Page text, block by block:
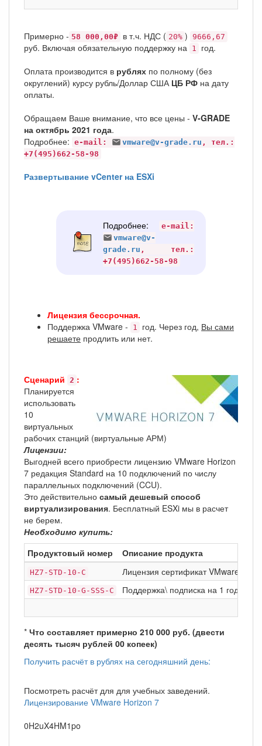
Примерно - 58 000,00₽ в т.ч. НДС ( 20% ) 9666,67
руб. Включая обязательную поддержку на 1
год.
Оплата производится в рублях по полному (без
округлений) курсу рубль/Доллар США ЦБ РФ на дату
оплаты.
Обращаем Ваше внимание, что все цены - V-GRADE
на октябрь 2021 года.
Подробнее: e-mail: vmware@v-grade.ru , тел.:
+7(495)662-58-98
Развертывание vCenter на ESXi
Подробнее:
e-mail:
vmware@v-
grade.ru , тел.:
+7(495)662-58-98
Лицензия бессрочная.
Поддержка VMware -
1 год. Через год, Вы сами
решаете продлить или нет.
Сценарий 2 :
Планируется
использовать
10
виртуальных
рабочих станций (виртуальные АРМ)
Лицензии:
Выгодней всего приобрести лицензию VMware Horizon
7 редакция Standard на 10 подключений по числу
параллельных подключений (CCU).
Это действительно самый дешевый способ
виртуализирования. Бесплатный ESXi мы в расчет
не берем.
Необходимо купить:
Продуктовый номер
Описание продукта
HZ7-STD-10-C Лицензия сертификат VMware
HZ7-STD-10-G-SSS-C Поддержка\ подписка на 1 год
* Что составляет примерно 210 000 руб. (двести
десять тысяч рублей 00 копеек)
Получить расчёт в рублях на сегодняшний день:
Посмотреть расчёт для для учебных заведений.
Лицензирование VMware Horizon 7
0H2uX4HM1po